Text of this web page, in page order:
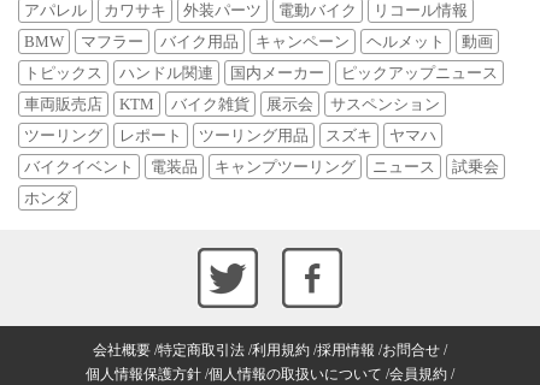
アパレル
カワサキ 外装パーツ 電動バイク
リコール情報
BMW
マフラー バイク用品 キャンペーン ヘルメット
動画
トピックス
ハンドル関連 国内メーカー
ピックアップニュース
車両販売店
KTM バイク雑貨 展示会
サスペンション
ツーリング
レポート ツーリング用品 スズキ
ヤマハ
バイクイベント
電装品 キャンプツーリング ニュース
試乗会
ホンダ
会社概要 特定商取引法 利用規約 採用情報 お問合せ
個人情報保護方針 個人情報の取扱いについて 会員規約